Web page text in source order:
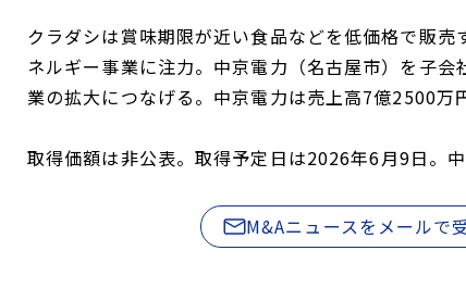
クラダシは賞味期限が近い食品などを低価格で販
ネルギー事業に注力。中京電力（名古屋市）を子
業の拡大につなげる。中京電力は売上高7億2500
取得価額は非公表。取得予定日は2026年6月9日。
M&Aニュースをメールで